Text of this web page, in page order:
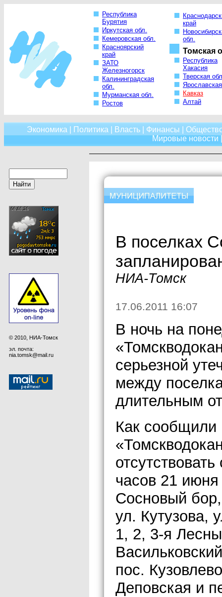
Республика
Бурятия
Иркутская обл.
Кемеровская обл.
Красноярский
край
ЗАТО
Железногорск
Калининградская
обл.
Мурманская обл.
Ростов
край
обл.
Томская
Республика
Хакасия
Тверская
Кавказ
Алтай
Экономика Политика Власть Финансы
Мировые новости
© 2010, НИА-Томск
эл. почта:
nia.tomsk@mail.ru
В поселках
НИА-Томск
17.06.2011 16:07
В ночь на
серьезной
между
длительным
Как
часов 21
Сосновый
ул. Кутузова,
1, 2, 3-я
пос.
Деповская и